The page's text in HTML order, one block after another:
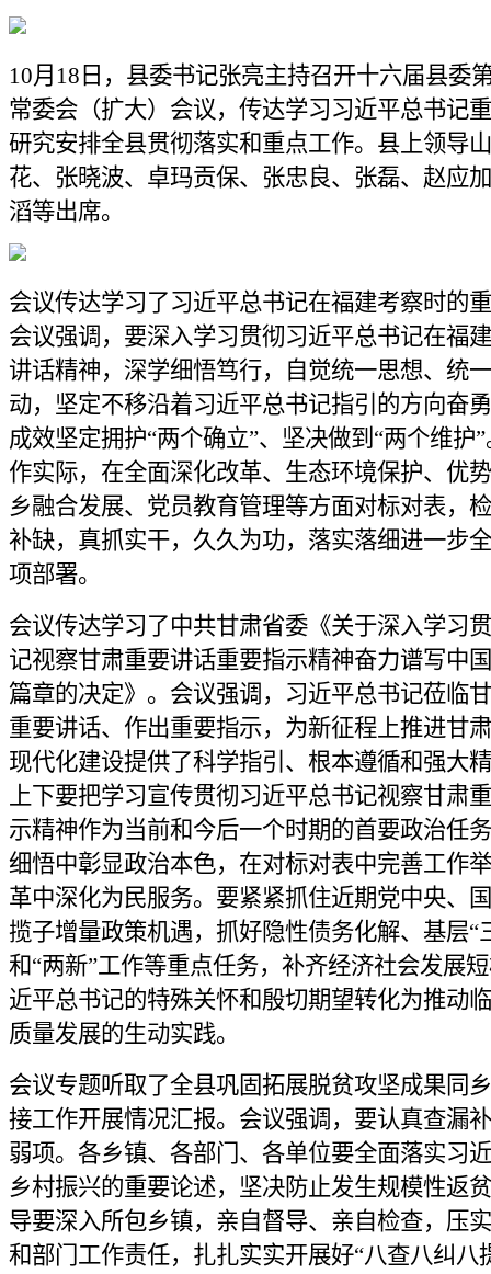
10月18日，县委书记张亮主持召开十六届县委
常委会（扩大）会议，传达学习习近平总书记
研究安排全县贯彻落实和重点工作。县上领导
花、张晓波、卓玛贡保、张忠良、张磊、赵应
滔等出席。
会议传达学习了习近平总书记在福建考察时的
会议强调，要深入学习贯彻习近平总书记在福
讲话精神，深学细悟笃行，自觉统一思想、统
动，坚定不移沿着习近平总书记指引的方向奋
成效坚定拥护“两个确立”、坚决做到“两个维护
作实际，在全面深化改革、生态环境保护、优
乡融合发展、党员教育管理等方面对标对表，
补缺，真抓实干，久久为功，落实落细进一步
项部署。
会议传达学习了中共甘肃省委《关于深入学习
记视察甘肃重要讲话重要指示精神奋力谱写中
篇章的决定》。会议强调，习近平总书记莅临
重要讲话、作出重要指示，为新征程上推进甘
现代化建设提供了科学指引、根本遵循和强大
上下要把学习宣传贯彻习近平总书记视察甘肃
示精神作为当前和今后一个时期的首要政治任
细悟中彰显政治本色，在对标对表中完善工作
革中深化为民服务。要紧紧抓住近期党中央、
揽子增量政策机遇，抓好隐性债务化解、基层“
和“两新”工作等重点任务，补齐经济社会发展
近平总书记的特殊关怀和殷切期望转化为推动
质量发展的生动实践。
会议专题听取了全县巩固拓展脱贫攻坚成果同
接工作开展情况汇报。会议强调，要认真查漏
弱项。各乡镇、各部门、各单位要全面落实习
乡村振兴的重要论述，坚决防止发生规模性返
导要深入所包乡镇，亲自督导、亲自检查，压
和部门工作责任，扎扎实实开展好“八查八纠八